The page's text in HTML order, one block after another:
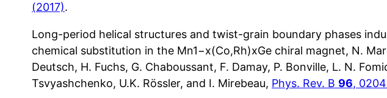
(2017).
Long-period helical structures and twist-grain boundary phases
chemical substitution in the Mn1−x(Co,Rh)xGe chiral magnet, N.
Deutsch, H. Fuchs, G. Chaboussant, F. Damay, P. Bonville, L. N.
Tsvyashchenko, U.K. Rössler, and I. Mirebeau, Phys. Rev. B 96,